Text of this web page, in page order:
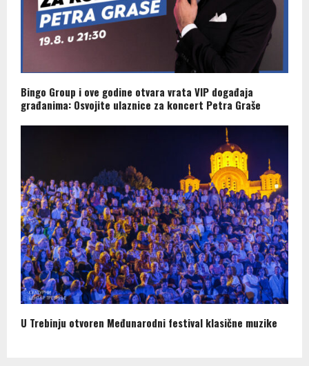
Bingo Group i ove godine otvara vrata VIP događaja
građanima: Osvojite ulaznice za koncert Petra Graše
U Trebinju otvoren Međunarodni festival klasične muzike